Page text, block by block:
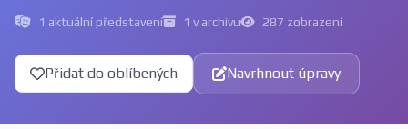
1 aktuální představení 1 v archivu 287 zobrazení
Přidat do oblíbených Navrhnout úpravy